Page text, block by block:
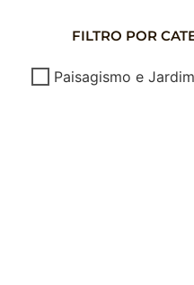
FILTRO POR
Paisagismo e Jardim